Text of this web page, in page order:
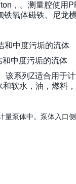
，。测量腔使用
氧体磁铁、尼龙
和中度污垢的流体
中度污垢的流体
系列Z适合用于
软水，油，燃料
量泵体中。泵体入口